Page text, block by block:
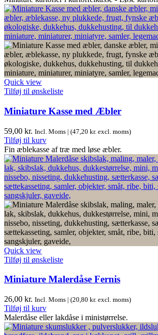
Quick view
Tilføj til ønskeliste
Miniature Kasse med Æbler
59,00 kr. Incl. Moms | (47,20 kr. excl. moms)
Tilføj til kurv
Fin æblekasse af træ med løse æbler.
Quick view
Tilføj til ønskeliste
Miniature Malerdåse Fernis
26,00 kr. Incl. Moms | (20,80 kr. excl. moms)
Tilføj til kurv
Malerdåse eller lakdåse i ministørrelse.